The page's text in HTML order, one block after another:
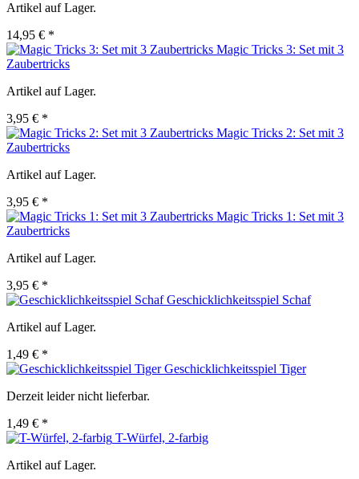
Artikel auf Lager.
14,95 € *
Magic Tricks 3: Set mit 3
Zaubertricks
Artikel auf Lager.
3,95 € *
Magic Tricks 2: Set mit 3
Zaubertricks
Artikel auf Lager.
3,95 € *
Magic Tricks 1: Set mit 3
Zaubertricks
Artikel auf Lager.
3,95 € *
Geschicklichkeitsspiel Schaf
Artikel auf Lager.
1,49 € *
Geschicklichkeitsspiel Tiger
Derzeit leider nicht lieferbar.
1,49 € *
T-Würfel, 2-farbig
Artikel auf Lager.